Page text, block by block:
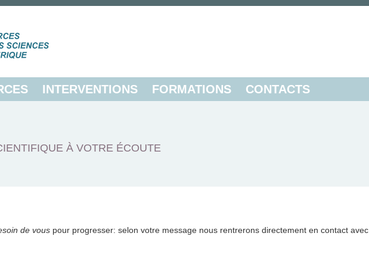
INTERVENTIONS FORMATIONS CONTACTS
À VOTRE ÉCOUTE
de vous pour progresser: selon votre message nous rentrerons directement en contact avec